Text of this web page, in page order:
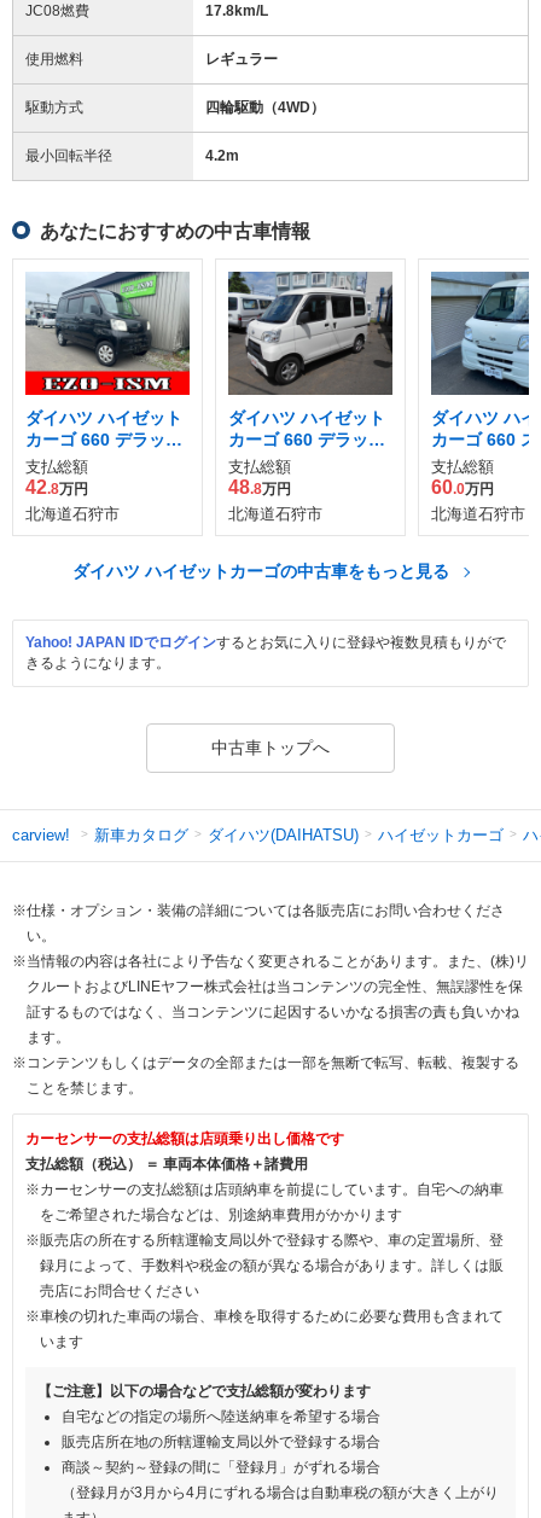
JC08燃費 17.8km/L
使用燃料 レギュラー
駆動方式 四輪駆動（4WD）
最小回転半径 4.2m
あなたにおすすめの中古車情報
ダイハツ ハイゼット
カーゴ 660 デラック
ス ハイルーフ 4WD
支払総額
42.8万円
北海道石狩市
ダイハツ ハイゼット
カーゴ 660 デラック
ス ハイルーフ 4WD
支払総額
48.8万円
北海道石狩市
ダイハツ ハ
カーゴ 660
ル ハイルー
支払総額
60.0万円
北海道石狩市
ダイハツ ハイゼットカーゴの中古車をもっと見る
Yahoo! JAPAN IDでログインするとお気に入りに登録や複数見積もりがで
きるようになります。
中古車トップへ
carview! 新車カタログ ダイハツ(DAIHATSU) ハイゼットカーゴ
※仕様・オプション・装備の詳細については各販売店にお問い合わせくださ
い。
※当情報の内容は各社により予告なく変更されることがあります。また、(株)リ
クルートおよびLINEヤフー株式会社は当コンテンツの完全性、無誤謬性を保
証するものではなく、当コンテンツに起因するいかなる損害の責も負いかね
ます。
※コンテンツもしくはデータの全部または一部を無断で転写、転載、複製する
ことを禁じます。
カーセンサーの支払総額は店頭乗り出し価格です
支払総額（税込） ＝ 車両本体価格＋諸費用
※カーセンサーの支払総額は店頭納車を前提にしています。自宅への納車
をご希望された場合などは、別途納車費用がかかります
※販売店の所在する所轄運輸支局以外で登録する際や、車の定置場所、登
録月によって、手数料や税金の額が異なる場合があります。詳しくは販
売店にお問合せください
※車検の切れた車両の場合、車検を取得するために必要な費用も含まれて
います
【ご注意】以下の場合などで支払総額が変わります
自宅などの指定の場所へ陸送納車を希望する場合
販売店所在地の所轄運輸支局以外で登録する場合
商談～契約～登録の間に「登録月」がずれる場合
（登録月が3月から4月にずれる場合は自動車税の額が大きく上がり